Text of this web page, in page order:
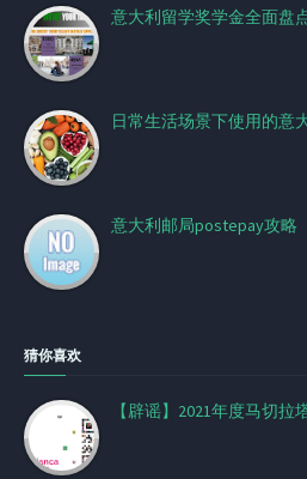
意大利留学奖学金全面盘
日常生活场景下使用的意
意大利邮局postepay攻略
猜你喜欢
【辟谣】2021年度马切拉